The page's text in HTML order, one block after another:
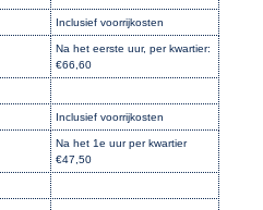
Inclusief voorrijkosten
Na het eerste uur, per kwartier:
€66,60
Inclusief voorrijkosten
Na het 1e uur per kwartier
€47,50